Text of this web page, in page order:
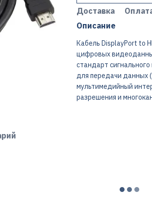
Доставка
Описание
Кабель DisplayPort to
цифровых
стандарт
для передачи данных
мультимедийный
разрешения и